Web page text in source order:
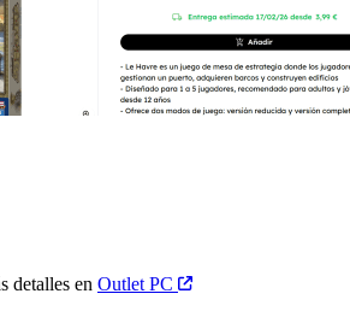
detalles en Outlet PC